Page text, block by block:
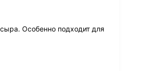
Особенно подходит для